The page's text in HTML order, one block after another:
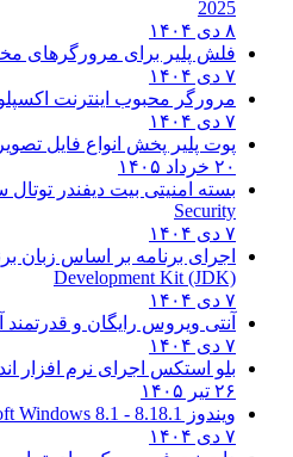
2025
۸ دی ۱۴۰۴
فلش پلیر برای مرورگرهای
۷ دی ۱۴۰۴
مرورگر محبوب اینترنت
۷ دی ۱۴۰۴
پوت پلیر پخش انواع فایل
۲۰ خرداد ۱۴۰۵
بسته امنیتی بیت دیفندر
Security
۷ دی ۱۴۰۴
اجرای برنامه بر اساس زبان
Development Kit (JDK)
۷ دی ۱۴۰۴
آنتی ویروس رایگان و قدرتمند
۷ دی ۱۴۰۴
بلو استکس اجرای نرم افزار
۲۶ تیر ۱۴۰۵
ویندوز 8.1
8.1 - Microsoft Windows 8.1
۷ دی ۱۴۰۴